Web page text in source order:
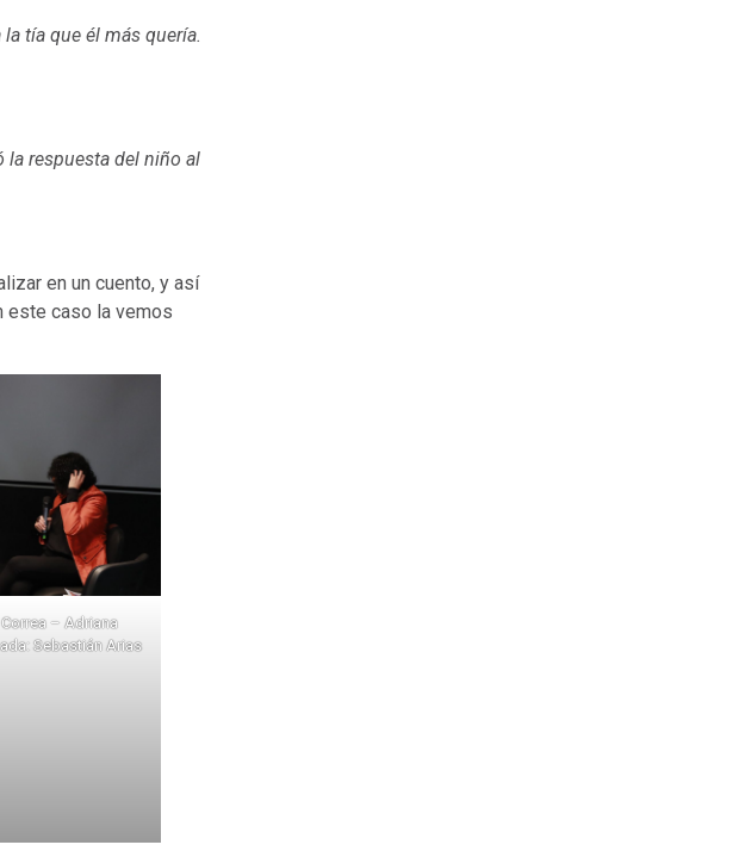
tía que él más quería.
la respuesta del niño al
en un cuento, y así
este caso la vemos
– Adriana
Sebastián Arias